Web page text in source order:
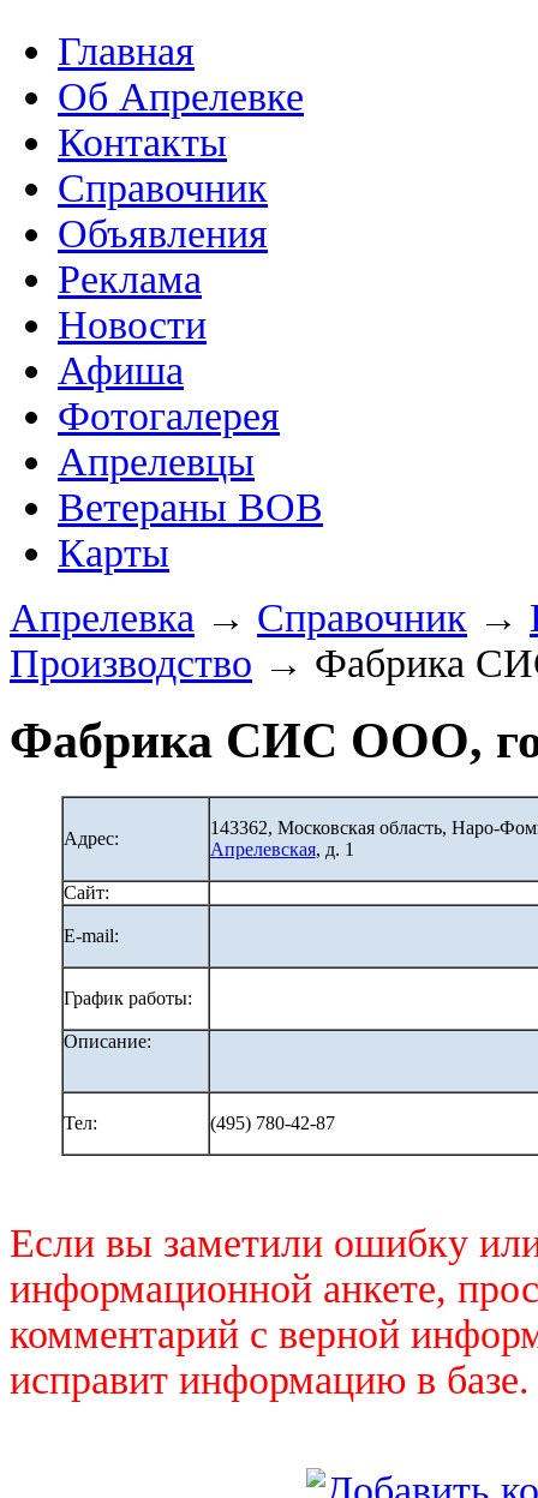
Главная
Об Апрелевке
Контакты
Справочник
Объявления
Реклама
Новости
Афиша
Фотогалерея
Апрелевцы
Ветераны ВОВ
Карты
Апрелевка → Справочник →
Производство → Фабрика
Фабрика СИС ООО,
Адрес:
143362, Московская область, Наро-
Апрелевская, д. 1
Сайт:
E-mail:
График работы:
Описание:
Тел: (495) 780-42-87
Если вы заметили ошибку
информационной анкете,
комментарий с верной
исправит информацию в базе.